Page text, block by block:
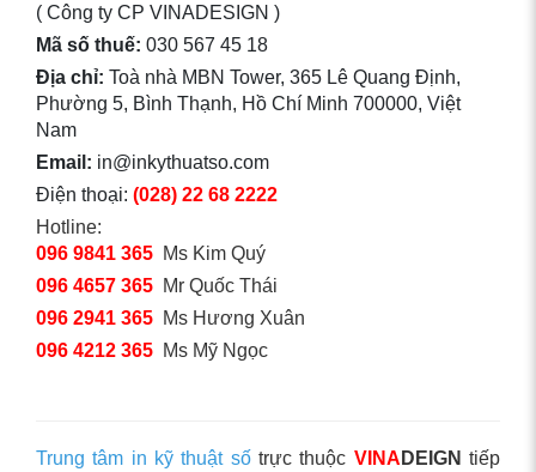
( Công ty CP VINADESIGN )
Mã số thuế: 030 567 45 18
Địa chỉ: Toà nhà MBN Tower, 365 Lê Quang Định,
Phường 5, Bình Thạnh, Hồ Chí Minh 700000, Việt
Nam
Email: in@inkythuatso.com
Điện thoại: (028) 22 68 2222
Hotline:
096 9841 365 Ms Kim Quý
096 4657 365 Mr Quốc Thái
096 2941 365 Ms Hương Xuân
096 4212 365 Ms Mỹ Ngọc
Trung tâm in kỹ thuật sốtrực thuộc VINA DEIGN tiếp